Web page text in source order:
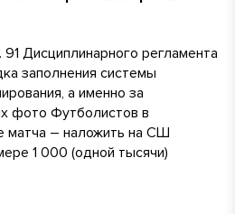
91 Дисциплинарного регламента
заполнения системы
а именно за
фото Футболистов в
матча – наложить на СШ
1 000 (одной тысячи)